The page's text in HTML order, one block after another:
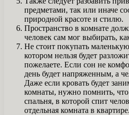
предметами, так или иначе
природной красоте и стилю.
Пространство в комнате
человек сам мог выбирать,
Не стоит покупать
котором нельзя будет
пожелаете. Если сон не
день будет напряженным, а
Даже если кровать будет
комнаты, нужно помнить, что
спальня, в которой спит
отдельная комната в квартире.